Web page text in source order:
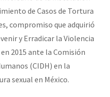
de Casos de Tortura
compromiso que adquirió
y Erradicar la Violencia
2015 ante la Comisión
(CIDH) en la
sexual en México.